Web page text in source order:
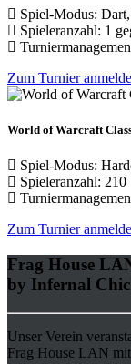
Spiel-Modus:
Spieleranzahl: 1
Zum Turnier
World of Warcraft
Spiel-Modus:
Spieleranzahl: 210
Zum Turnier
Frag House
by Infernal
Unser Verein
Frag House LAN